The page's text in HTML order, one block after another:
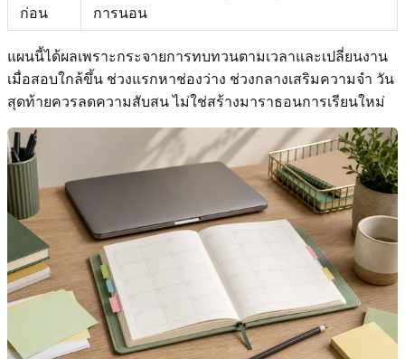
ก่อน
การนอน
แผนนี้ได้ผลเพราะกระจายการทบทวนตามเวลาและเปลี่ยนงาน
เมื่อสอบใกล้ขึ้น ช่วงแรกหาช่องว่าง ช่วงกลางเสริมความจำ วัน
สุดท้ายควรลดความสับสน ไม่ใช่สร้างมาราธอนการเรียนใหม่